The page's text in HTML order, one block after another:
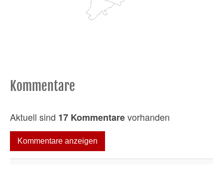
Kommentare
Aktuell sind 17 Kommentarevorhanden
Kommentare anzeigen